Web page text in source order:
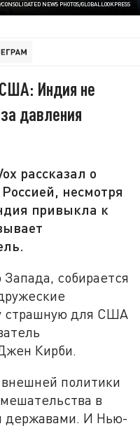
NEWS PHOTOS/GLOBALLOOKPRESS
Индия не
давления
рассказал о
несмотря
привыкла к
собирается
страшную для США
Кирби.
внешней политики
в
державами. И Нью-